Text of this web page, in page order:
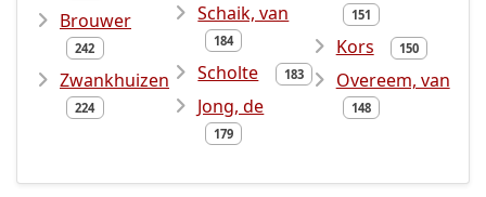
Brouwer
242
Zwankhuizen
224
Schaik, van
184
Scholte 183
Jong, de
179
151
Kors 150
Overeem, van
148